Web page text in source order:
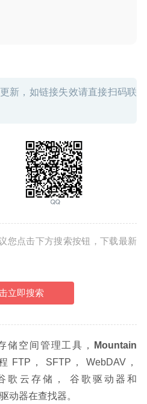
新，如链接失效请直接扫码联
您点击下方搜索按钮，下载最新
立即搜索
储空间管理工具，
Mountain
FTP， SFTP， WebDAV，
歌云存储， 谷歌驱动器和
动器在查找器。